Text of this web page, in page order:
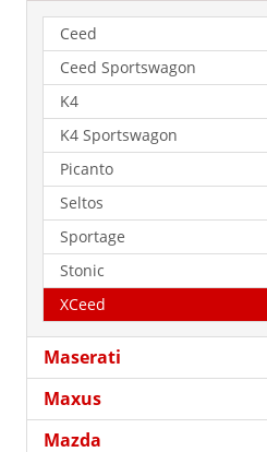
Ceed
Ceed Sportswagon
K4
K4 Sportswagon
Picanto
Seltos
Sportage
Stonic
XCeed
Maserati
Maxus
Mazda